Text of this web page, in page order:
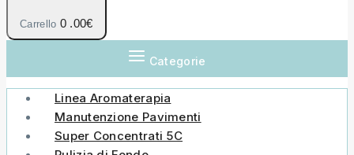
Carrello 0 .00€
Categorie
Linea Aromaterapia
Manutenzione Pavimenti
Super Concentrati 5C